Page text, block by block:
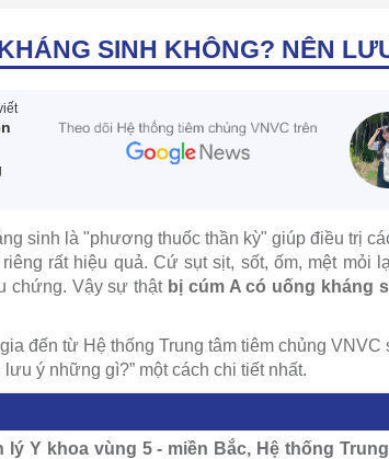
SINH KHÔNG? NÊN
sinh là "phương thuốc thần kỳ" giúp điều trị
rất hiệu quả. Cứ sụt sịt, sốt, ốm, mệt mỏi
chứng. Vậy sự thật bị cúm A có uống kháng
đến từ Hệ thống Trung tâm tiêm chủng VNVC
ý những gì?” một cách chi tiết nhất.
Y khoa vùng 5 - miền Bắc, Hệ thống